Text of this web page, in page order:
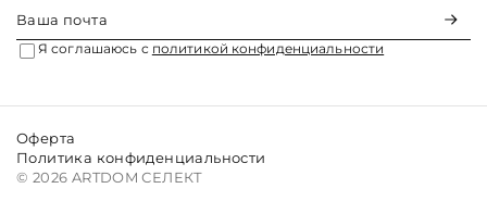
Я соглашаюсь с политикой конфиденциальности
© 2026 ARTDOM СЕЛЕКТ
Оферта
Политика конфиденциальности